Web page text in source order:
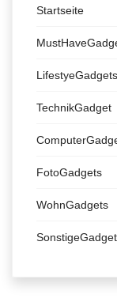
Startseite
LifestyeGadgets
TechnikGadget
FotoGadgets
WohnGadgets